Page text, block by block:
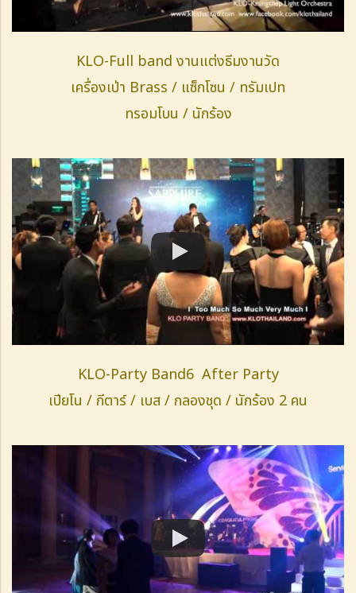
KLO-Full band งานแต่งธีมงานวัด
เครื่องเป่า Brass / แซ็กโซน / ทรัมเปท
ทรอมโบน / นักร้อง
KLO-Party Band6 After Party
เปียโน / กีตาร์ / เบส / กลองชุด / นักร้อง 2 คน